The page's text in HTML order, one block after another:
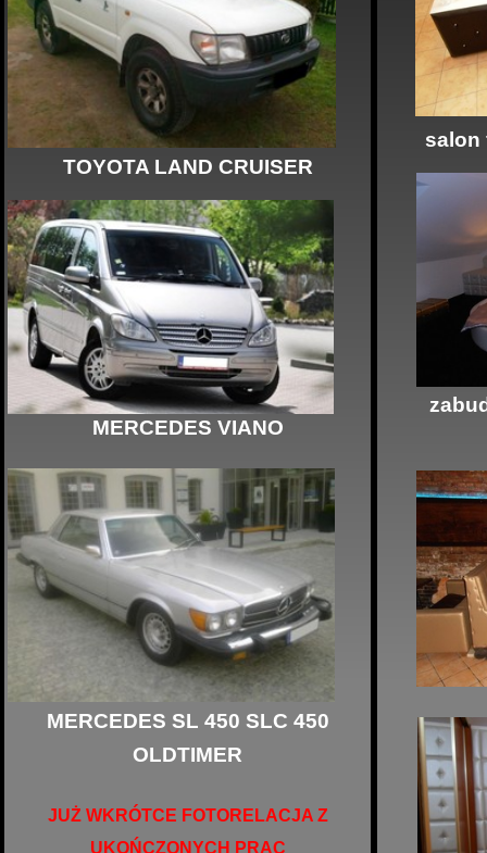
TOYOTA LAND CRUISER
MERCEDES VIANO
MERCEDES SL 450 SLC 450
OLDTIMER
JUŻ WKRÓTCE FOTORELACJA Z
UKOŃCZONYCH PRAC
salon